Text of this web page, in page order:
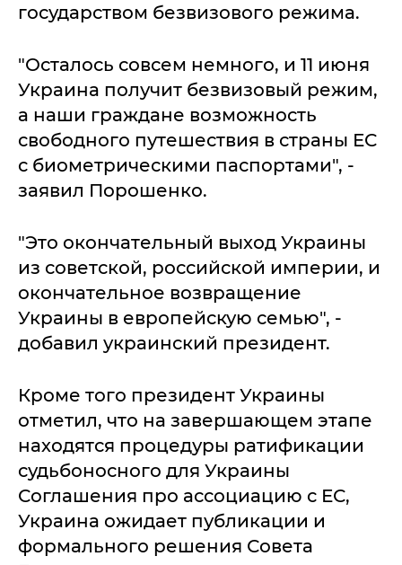
государством безвизового режима.
"Осталось совсем немного, и 11 июня
Украина получит безвизовый режим,
а наши граждане возможность
свободного путешествия в страны ЕС
с биометрическими паспортами", -
заявил Порошенко.
"Это окончательный выход Украины
из советской, российской империи, и
окончательное возвращение
Украины в европейскую семью", -
добавил украинский президент.
Кроме того президент Украины
отметил, что на завершающем этапе
находятся процедуры ратификации
судьбоносного для Украины
Соглашения про ассоциацию с ЕС,
Украина ожидает публикации и
формального решения Совета